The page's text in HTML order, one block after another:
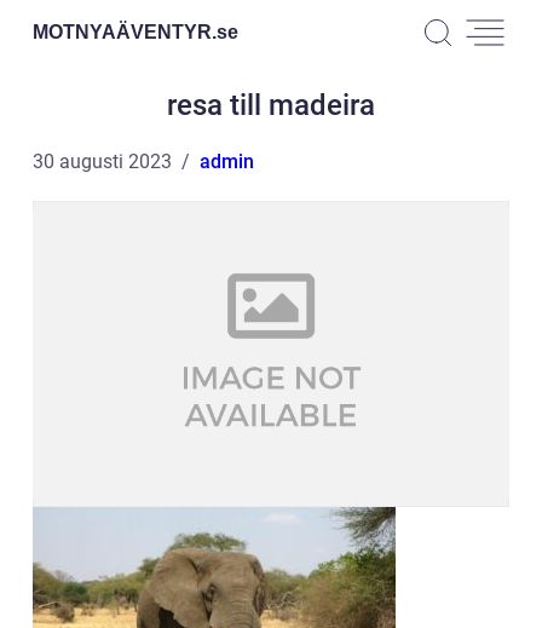
MOTNYAÄVENTYR.se
resa till madeira
30 augusti 2023 admin